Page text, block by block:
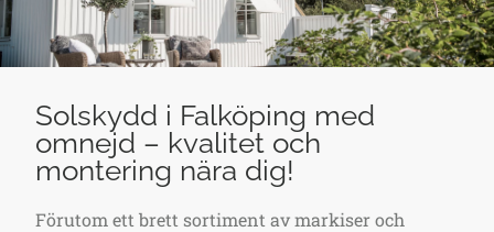
Solskydd i Falköping med
omnejd – kvalitet och
montering nära dig!
Förutom ett brett sortiment av markiser och